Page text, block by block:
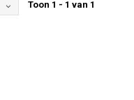
Toon 1 - 1 van 1